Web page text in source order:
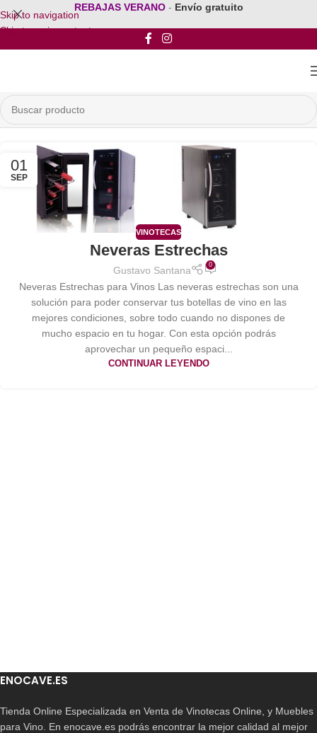
Skip to navigation
Skip to main content
REBAJAS VERANO - Envío gratuito
01
SEP
VINOTECAS
Neveras Estrechas
Gustavo Santana 0
Neveras Estrechas para Vinos Las neveras estrechas son una
solución para poder conservar tus botellas de vino en las
mejores condiciones, sobre todo cuando no dispones de
mucho espacio en tu hogar. Con esta opción podrás
aprovechar un pequeño espaci...
CONTINUAR LEYENDO
ENOCAVE.ES
Tienda Online Especializada en Venta de Vinotecas Online, y Muebles
para Vino. En enocave.es podrás encontrar la mejor calidad al mejor